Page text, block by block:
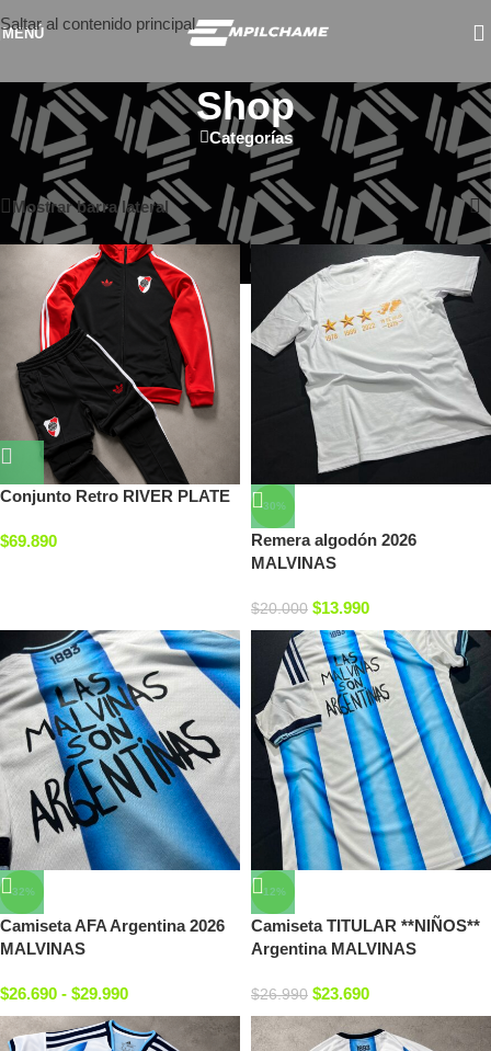
Saltar al contenido principal
MENÚ
Shop
Categorías
Inicio/Shop Mostrando 1–24 de 93 resultados
Mostrar barra lateral
Conjunto Retro RIVER PLATE
$69.890
-30%
Remera algodón 2026
MALVINAS
$20.000 $13.990
-32%
Camiseta AFA Argentina 2026
MALVINAS
$26.690 - $29.990
-12%
Camiseta TITULAR **NIÑOS**
Argentina MALVINAS
$26.990 $23.690